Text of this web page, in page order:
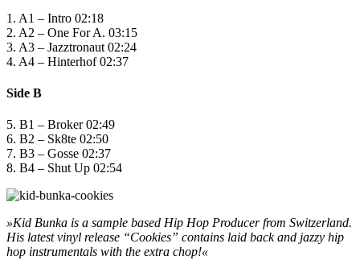
1. A1 – Intro 02:18
2. A2 – One For A. 03:15
3. A3 – Jazztronaut 02:24
4. A4 – Hinterhof 02:37
Side B
5. B1 – Broker 02:49
6. B2 – Sk8te 02:50
7. B3 – Gosse 02:37
8. B4 – Shut Up 02:54
»Kid Bunka is a sample based Hip Hop Producer from Switzerland.
His latest vinyl release “Cookies” contains laid back and jazzy hip
hop instrumentals with the extra chop!«